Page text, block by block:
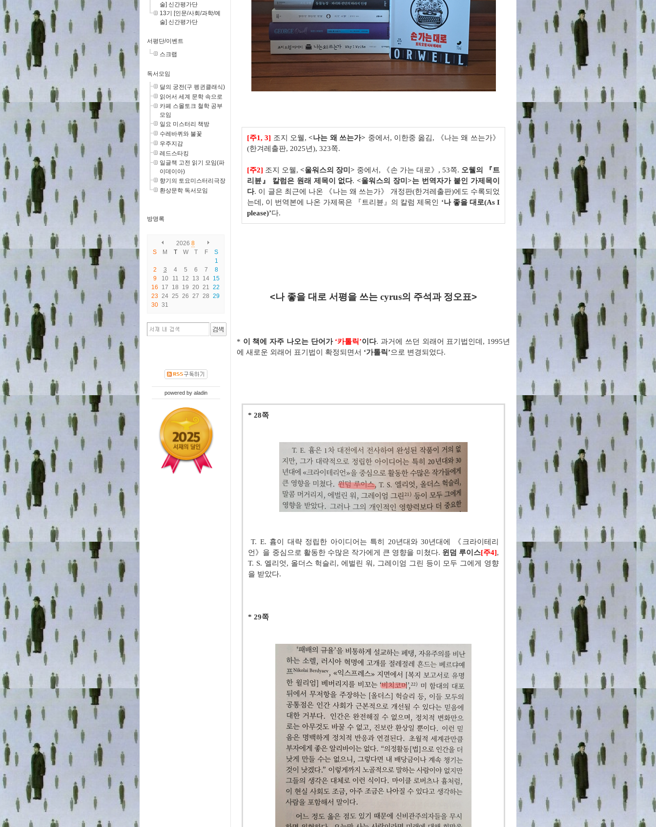
술] 신간평가단
13기 [인문/사회/과학/예
술] 신간평가단
서평단/이벤트
스크랩
독서모임
달의 궁전(구 펭귄클래식)
읽어서 세계 문학 속으로
카페 스몰토크 철학 공부
모임
일요 미스터리 책방
수레바퀴와 불꽃
우주지감
레드스타킹
일글책 고전 읽기 모임(파
이데이아)
향기의 토요미스터리극장
환상문학 독서모임
방명록
2026 8
S
M T W T F
S
1
2
3 4 5 6 7
8
9
10 11 12 13 14 15
16
17 18 19 20 21 22
23 24 25 26 27 28 29
30 31
powered by aladin
[주1, 3] 조지 오웰,<나는 왜 쓰는가> 중에서 , 이한중 옮김, 《나는 왜 쓰는가》
(한겨레출판, 2025년), 323쪽.
[주2] 조지 오웰,<울워스의 장미> 중에서 , 《손 가는 대로》 , 53쪽. 오웰의 『트
리뷴』 칼럼은 원래 제목이 없다.<울워스의 장미>는 번역자가 붙인 가제목이
다. 이 글은 최근에 나온 《나는 왜 쓰는가》 개정판(한겨레출판)에도 수록되었
는데 , 이 번역본에 나온 가제목은 『트리뷴』의 칼럼 제목인 ‘나 좋을 대로(As I
please)’다.
<나 좋을 대로 서평을 쓰는 cyrus의 주석과 정오표>
* 이 책에 자주 나오는 단어가 ‘카톨릭’이다.과거에 쓰던 외래어 표기법인데 , 1995년
에 새로운 외래어 표기법이 확정되면서 ‘가톨릭’으로 변경되었다.
* 28쪽
T. E. 흄이 대략 정립한 아이디어는 특히 20년대와30년대에 《 크라이테리
언》 을 중심으로 활동한 수많은 작가에게 큰 영향을 미쳤다. 윈덤 루이스[주4],
T. S. 엘리엇, 올더스 헉슬리 , 에벌린 워 , 그레이엄 그린 등이 모두 그에게 영향
을 받았다.
* 29쪽